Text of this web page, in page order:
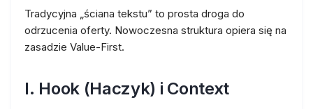
Tradycyjna „ściana tekstu” to prosta droga do
odrzucenia oferty. Nowoczesna struktura opiera się na
zasadzie Value-First.
I. Hook (Haczyk) i Context